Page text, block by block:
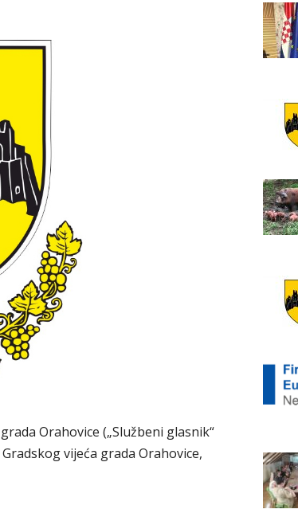
Orahovice („Službeni glasnik“
vijeća grada Orahovice,